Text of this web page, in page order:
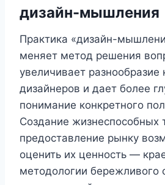
дизайн-мышления
Практика «дизайн-
меняет метод решения
увеличивает
дизайнеров и дает более
понимание конкретного
Создание жизнеспособных
предоставление рынку
оценить их ценность —
методологии бережливого